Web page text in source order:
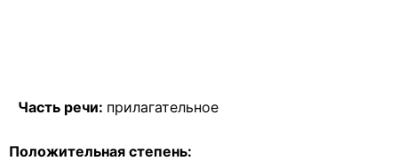
Часть речи: прилагательное
Положительная степень: